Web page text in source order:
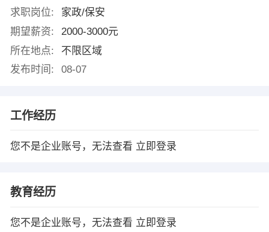
求职岗位:
家政/保安
期望薪资:
2000-3000元
所在地点:
不限区域
发布时间:
08-07
工作经历
您不是企业账号，无法查看 立即登录
教育经历
您不是企业账号，无法查看 立即登录